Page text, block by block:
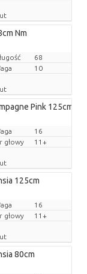
Nm
68
10
Pink 125cm Nm
16
głowy 11+
125cm
16
głowy 11+
80cm